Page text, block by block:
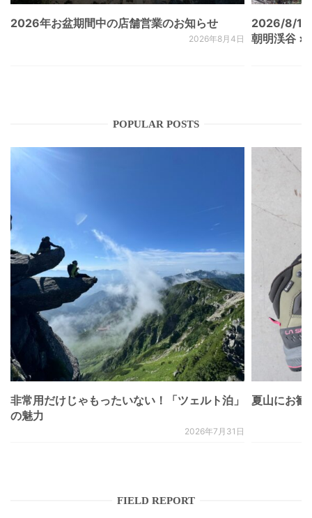
2026年お盆期間中の店舗営業のお知らせ
2026年8月4日
2026/8/
朝明渓谷 ×
POPULAR POSTS
非常用だけじゃもったいない！「ツェルト泊」
の魅力
2026年7月31日
夏山にお
FIELD REPORT